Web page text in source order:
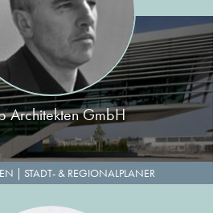
Architekten GmbH
| STADT- & REGIONALPLANER